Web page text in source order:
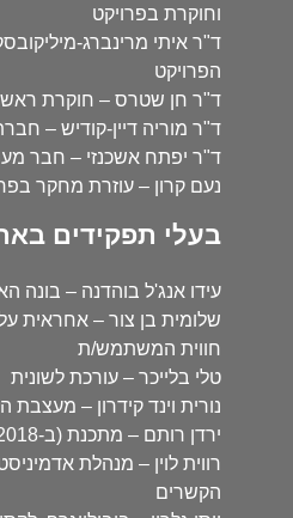
וחוקרת בפרויקט
ד"ר איתי מרינברג-
הפרויקט
ד"ר חן שטרס – חוקרת
ד"ר מוריה דיין-קודיש –
ד"ר יפתח אשכנזי – חבר
נעם קרון – עוזרת מחקר
בעלי תפקידים
עידו אנג'ל בוהדנה – בונה
שלומית בן צור – אחראית
חווית המשתמש/ת
טלי בלייכר – עורכת לשונית
נורית וינד קידרון – מעצבת
ירדן רותם – מתכנת (ב-2019-2018)
רווית לוין – מנהלת
הקשרים